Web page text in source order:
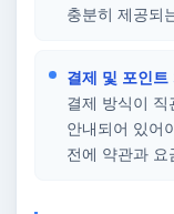
충분히 제공되
결제 및 포인트
결제 방식이
안내되어 있어
전에 약관과